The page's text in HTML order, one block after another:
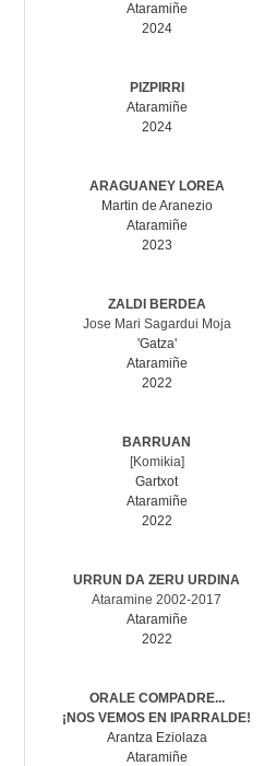
Ataramiñe
2024
PIZPIRRI
Ataramiñe
2024
ARAGUANEY LOREA
Martin de Aranezio
Ataramiñe
2023
ZALDI BERDEA
Jose Mari Sagardui Moja
'Gatza'
Ataramiñe
2022
BARRUAN
[Komikia]
Gartxot
Ataramiñe
2022
URRUN DA ZERU URDINA
Ataramine 2002-2017
Ataramiñe
2022
ORALE COMPADRE...
¡NOS VEMOS EN IPARRALDE!
Arantza Eziolaza
Ataramiñe